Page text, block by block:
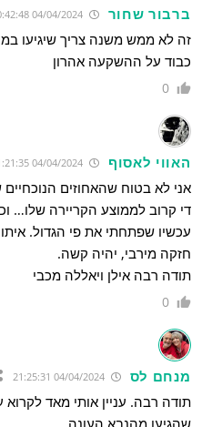
ברבור שחור 04/04/2024 20:42:48
זה לא ממש משנה צריך שיגיעו
כבוד על ההשקעה אהרון
0
האווי לאסוף 04/04/2024 21:21:35
אני לא בטוח שהאחוזים
די קרוב לממוצע הקריירה שלו…
עכשיו שפתחתי את פי הגדול.
חזקה מירבי, יהיה קשה.
תודה רבה אילן ויאללה מכבי
0
מנחם לס 04/04/2024 21:25:31
תודה רבה. עניין אותי מאד